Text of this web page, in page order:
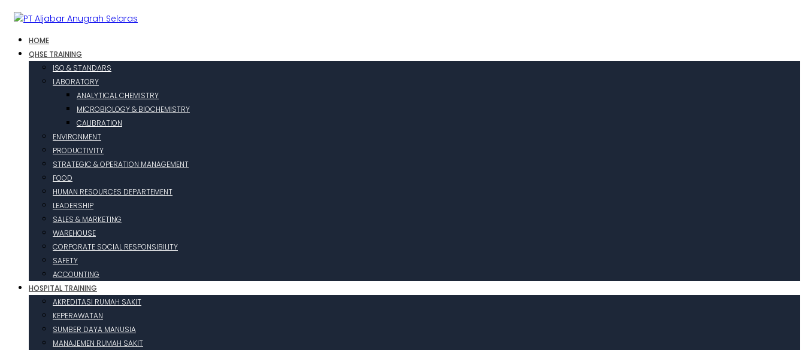
HOME
QHSE TRAINING
ISO & STANDARS
LABORATORY
ANALYTICAL CHEMISTRY
MICROBIOLOGY & BIOCHEMISTRY
CALIBRATION
ENVIRONMENT
PRODUCTIVITY
STRATEGIC & OPERATION MANAGEMENT
FOOD
HUMAN RESOURCES DEPARTEMENT
LEADERSHIP
SALES & MARKETING
WAREHOUSE
CORPORATE SOCIAL RESPONSIBILITY
SAFETY
ACCOUNTING
HOSPITAL TRAINING
AKREDITASI RUMAH SAKIT
KEPERAWATAN
SUMBER DAYA MANUSIA
MANAJEMEN RUMAH SAKIT